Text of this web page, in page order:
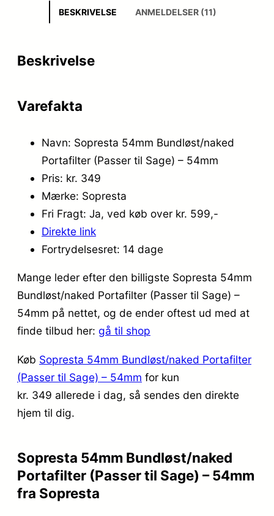
BESKRIVELSE ANMELDELSER (11)
Beskrivelse
Varefakta
Navn: Sopresta 54mm Bundløst/naked
Portafilter (Passer til Sage) – 54mm
Pris: kr. 349
Mærke: Sopresta
Fri Fragt: Ja, ved køb over kr. 599,-
Direkte link
Fortrydelsesret: 14 dage
Mange leder efter den billigste Sopresta 54mm
Bundløst/naked Portafilter (Passer til Sage) –
54mm på nettet, og de ender oftest ud med at
finde tilbud her: gå til shop
Køb Sopresta 54mm Bundløst/naked Portafilter
(Passer til Sage) – 54mm for kun
kr. 349 allerede i dag, så sendes den direkte
hjem til dig.
Sopresta 54mm Bundløst/naked
Portafilter (Passer til Sage) – 54mm
fra Sopresta